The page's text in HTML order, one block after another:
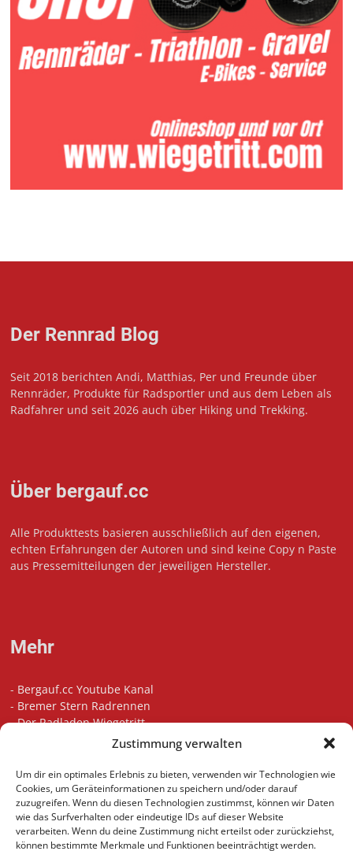
Zustimmung verwalten
Um dir ein optimales Erlebnis zu bieten, verwenden wir Technologien wie
Cookies, um Geräteinformationen zu speichern und/oder darauf
zuzugreifen. Wenn du diesen Technologien zustimmst, können wir Daten
wie das Surfverhalten oder eindeutige IDs auf dieser Website
verarbeiten. Wenn du deine Zustimmung nicht erteilst oder zurückziehst,
können bestimmte Merkmale und Funktionen beeinträchtigt werden.
Der Rennrad Blog
Seit 2018 berichten Andi, Matthias, Per und Freunde über
Rennräder, Produkte für Radsportler und aus dem Leben als
Radfahrer und seit 2026 auch über Hiking und Trekking.
Über bergauf.cc
Alle Produkttests basieren ausschließlich auf den eigenen,
echten Erfahrungen der Autoren und sind keine Copy n Paste
aus Pressemitteilungen der jeweiligen Hersteller.
Mehr
- Bergauf.cc Youtube Kanal
- Bremer Stern Radrennen
-Der Radladen Wiegetritt
Bikefitting in Bremen
-Unsere Touren auf Komoot
-Indoor Cycling Motivation Playlist